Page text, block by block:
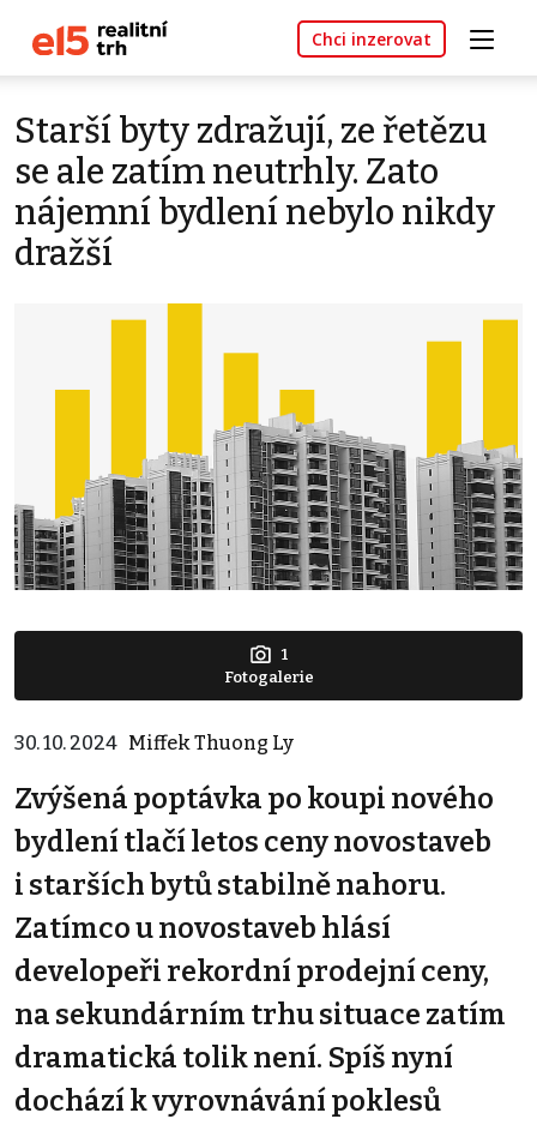
Chci inzerovat
Starší byty zdražují, ze řetězu
se ale zatím neutrhly. Zato
nájemní bydlení nebylo nikdy
dražší
1
Fotogalerie
30. 10. 2024 Miffek Thuong Ly
Zvýšená poptávka po koupi nového
bydlení tlačí letos ceny novostaveb
i starších bytů stabilně nahoru.
Zatímco u novostaveb hlásí
developeři rekordní prodejní ceny,
na sekundárním trhu situace zatím
dramatická tolik není. Spíš nyní
dochází k vyrovnávání poklesů